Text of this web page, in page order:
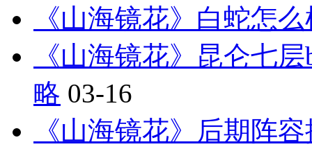
《山海镜花》白蛇怎
《山海镜花》昆仑七
略 03-16
《山海镜花》后期阵